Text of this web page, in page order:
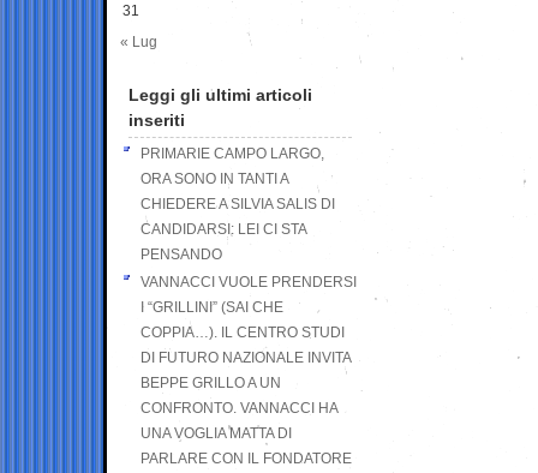
31
« Lug
Leggi gli ultimi articoli
inseriti
PRIMARIE CAMPO LARGO,
ORA SONO IN TANTI A
CHIEDERE A SILVIA SALIS DI
CANDIDARSI: LEI CI STA
PENSANDO
VANNACCI VUOLE PRENDERSI
I “GRILLINI” (SAI CHE
COPPIA…). IL CENTRO STUDI
DI FUTURO NAZIONALE INVITA
BEPPE GRILLO A UN
CONFRONTO. VANNACCI HA
UNA VOGLIA MATTA DI
PARLARE CON IL FONDATORE